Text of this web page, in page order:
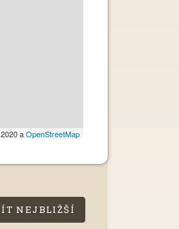
aOpenStreetMap
NEJBLIŽŠÍ